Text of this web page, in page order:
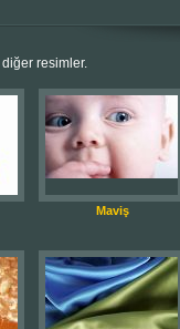
resimler.
Maviş